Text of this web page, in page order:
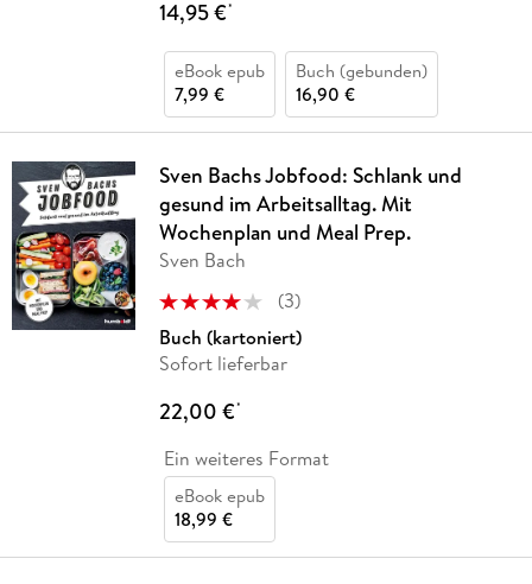
14,95 €*
eBook epub
7,99 €
Buch (gebunden)
16,90 €
Sven Bachs Jobfood: Schlank und
gesund im Arbeitsalltag. Mit
Wochenplan und Meal Prep.
Sven Bach
(3)
Buch (kartoniert)
Sofort lieferbar
22,00 €*
Ein weiteres Format
eBook epub
18,99 €